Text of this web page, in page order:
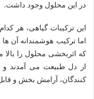
در این محلول وجود داشت.
این ترکیبات گیاهی، هر
اما ترکیب هوشمندانه آن
که اثربخشی محلول را
از دل طبیعت می آمدند
کنندگان، آرامش بخش و